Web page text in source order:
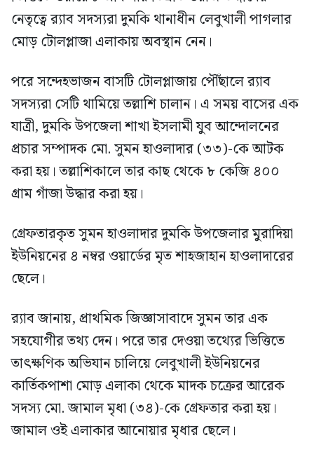
নেতৃত্বে র‍্যাব সদস্যরা দুমকি থানাধীন লেবুখালী পাগলার
মোড় টোলপ্লাজা এলাকায় অবস্থান নেন।
পরে সন্দেহভাজন বাসটি টোলপ্লাজায় পৌঁছালে র‍্যাব
সদস্যরা সেটি থামিয়ে তল্লাশি চালান। এ সময় বাসের এক
যাত্রী, দুমকি উপজেলা শাখা ইসলামী যুব আন্দোলনের
প্রচার সম্পাদক মো. সুমন হাওলাদার (৩৩)-কে আটক
করা হয়। তল্লাশিকালে তার কাছ থেকে ৮ কেজি ৪০০
গ্রাম গাঁজা উদ্ধার করা হয়।
গ্রেফতারকৃত সুমন হাওলাদার দুমকি উপজেলার মুরাদিয়া
ইউনিয়নের ৪ নম্বর ওয়ার্ডের মৃত শাহজাহান হাওলাদারের
ছেলে।
র‍্যাব জানায়, প্রাথমিক জিজ্ঞাসাবাদে সুমন তার এক
সহযোগীর তথ্য দেন। পরে তার দেওয়া তথ্যের ভিত্তিতে
তাৎক্ষণিক অভিযান চালিয়ে লেবুখালী ইউনিয়নের
কার্তিকপাশা মোড় এলাকা থেকে মাদক চক্রের আরেক
সদস্য মো. জামাল মৃধা (৩৪)-কে গ্রেফতার করা হয়।
জামাল ওই এলাকার আনোয়ার মৃধার ছেলে।